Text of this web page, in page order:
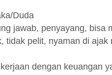
Duda
jawab, penyayang, bisa
tidak pelit, nyaman di ajak
dengan keuangan